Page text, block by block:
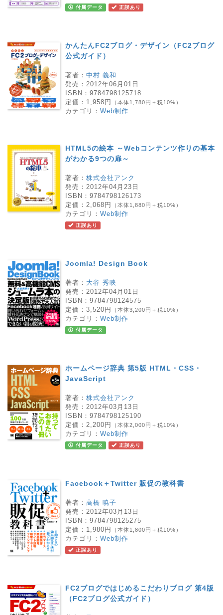
付属データ 正誤あり
かんたんFC2ブログ・デザイン（FC2ブログ
公式ガイド）
著者： 中村 義和
発売： 2012年06月01日
ISBN： 9784798125718
定価： 1,958円 （本体1,780円＋税10%）
カテゴリ： Web制作
HTML5の絵本 ～Webコンテンツ作りの基本
がわかる9つの扉～
著者： 株式会社アンク
発売： 2012年04月23日
ISBN： 9784798126173
定価： 2,068円 （本体1,880円＋税10%）
カテゴリ： Web制作
正誤あり
Joomla! Design Book
著者： 大谷 秀映
発売： 2012年04月01日
ISBN： 9784798124575
定価： 3,520円 （本体3,200円＋税10%）
カテゴリ： Web制作
付属データ
ホームページ辞典 第5版 HTML・CSS・
JavaScript
著者： 株式会社アンク
発売： 2012年03月13日
ISBN： 9784798125190
定価： 2,200円 （本体2,000円＋税10%）
カテゴリ： Web制作
付属データ 正誤あり
Facebook＋Twitter 販促の教科書
著者： 高橋 暁子
発売： 2012年03月13日
ISBN： 9784798125275
定価： 1,980円 （本体1,800円＋税10%）
カテゴリ： Web制作
正誤あり
FC2ブログではじめるこだわりブログ 第4版
（FC2ブログ公式ガイド）